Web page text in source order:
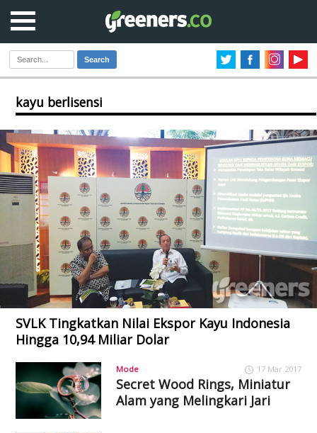
Search
kayu berlisensi
SVLK Tingkatkan Nilai Ekspor Kayu Indonesia
Hingga 10,94 Miliar Dolar
Mode 17 Mar 2017
Secret Wood Rings, Miniatur
Alam yang Melingkari Jari